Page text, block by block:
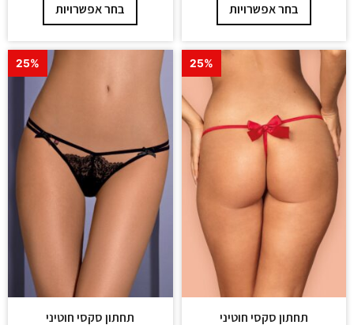
בחר אפשרויות בחר אפשרויות
25%
תחתון סקסי חוטיני
25%
תחתון סקסי חוטיני